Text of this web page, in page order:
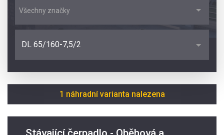
Všechny značky
DL 65/160-7,5/2
1 náhradní varianta nalezena